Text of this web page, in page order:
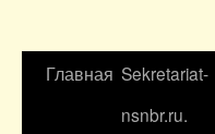
Главная Sekretariat-
nsnbr.ru.